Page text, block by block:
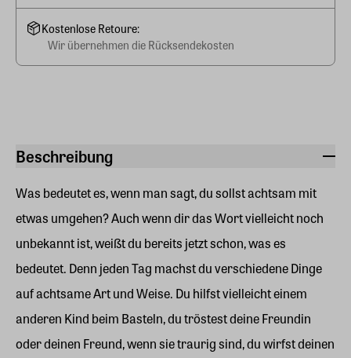
Beschreibung
Was bedeutet es, wenn man sagt, du sollst achtsam mit
etwas umgehen? Auch wenn dir das Wort vielleicht noch
unbekannt ist, weißt du bereits jetzt schon, was es
bedeutet. Denn jeden Tag machst du verschiedene Dinge
auf achtsame Art und Weise. Du hilfst vielleicht einem
anderen Kind beim Basteln, du tröstest deine Freundin
oder deinen Freund, wenn sie traurig sind, du wirfst deinen
Kostenlose Retoure:
Wir übernehmen die Rücksendekosten